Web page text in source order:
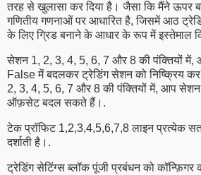
तरह से खुलासा कर दिया है। जैसा कि मैंने ऊपर
गणितीय गणनाओं पर आधारित है, जिसमें आठ
के लिए ग्रिड बनाने के आधार के रूप में इस्तेमाल
सेशन 1, 2, 3, 4, 5, 6, 7 और 8 की पंक्तियों में,
False में बदलकर ट्रेडिंग सेशन को निष्क्रिय
2, 3, 4, 5, 6, 7 और 8 की पंक्तियों में, आप
ऑफ़सेट बदल सकते हैं।.
टेक प्रॉफिट 1,2,3,4,5,6,7,8 लाइन प्रत्येक
दर्शाती है।.
ट्रेडिंग सेटिंग्स ब्लॉक पूंजी प्रबंधन को